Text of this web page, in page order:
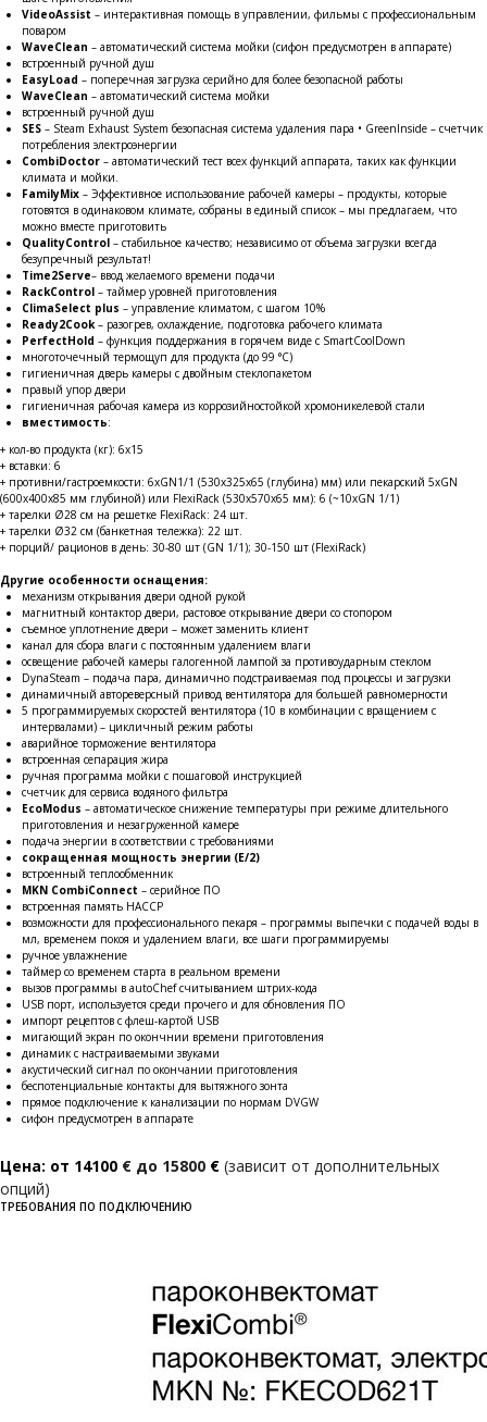
VideoAssist – интерактивная помощь в управлении, фильмы с профессиональным
поваром
WaveClean – автоматический система мойки (cифон предусмотрен в аппарате)
встроенный ручной душ
EasyLoad – поперечная загрузка серийно для более безопасной работы
WaveClean – автоматический система мойки
встроенный ручной душ
SES – Steam Exhaust System безопасная система удаления пара • GreenInside – счетчик
потребления электроэнергии
CombiDoctor – автоматический тест всех функций аппарата, таких как функции
климата и мойки.
FamilyMix – Эффективное использование рабочей камеры – продукты, которые
готовятся в одинаковом климате, собраны в единый список – мы предлагаем, что
можно вместе приготовить
QualityControl – стабильное качество; независимо от объема загрузки всегда
безупречный результат!
Time2Serve– ввод желаемого времени подачи
RackControl – таймер уровней приготовления
ClimaSelect plus – управление климатом, с шагом 10%
Ready2Cook– разогрев, охлаждение, подготовка рабочего климата
PerfectHold – функция поддержания в горячем виде с SmartCoolDown
многоточечный термощуп для продукта (до 99 °C)
гигиеничная дверь камеры с двойным стеклопакетом
правый упор двери
гигиеничная рабочая камера из коррозийностойкой хромоникелевой стали
вместимость:
+ кол-во продукта (кг): 6х15
+ вставки: 6
+ противни/гастроемкости: 6xGN1/1 (530х325х65 (глубина) мм) или пекарский 5xGN
(600х400х85 мм глубиной) или FlexiRack (530х570х65 мм): 6 (~10хGN 1/1)
+ тарелки Ø28 см на решетке FlexiRack: 24 шт.
+ тарелки Ø32 см (банкетная тележка): 22 шт.
+ порций/ рационов в день: 30-80 шт (GN 1/1); 30-150 шт (FlexiRack)
Другие особенности оснащения:
механизм открывания двери одной рукой
магнитный контактор двери, растовое открывание двери со стопором
съемное уплотнение двери – может заменить клиент
канал для сбора влаги с постоянным удалением влаги
освещение рабочей камеры галогенной лампой за противоударным стеклом
DynaSteam – подача пара, динамично подстраиваемая под процессы и загрузки
динамичный автореверсный привод вентилятора для большей равномерности
5 программируемых скоростей вентилятора (10 в комбинации с вращением с
интервалами) – цикличный режим работы
аварийное торможение вентилятора
встроенная сепарация жира
ручная программа мойки с пошаговой инструкцией
счетчик для сервиса водяного фильтра
EcoModus – автоматическое снижение температуры при режиме длительного
приготовления и незагруженной камере
подача энергии в соответствии с требованиями
сокращенная мощность энергии (Е/2)
встроенный теплообменник
MKN CombiConnect – серийное ПО
встроенная память НАССР
возможности для профессионального пекаря – программы выпечки с подачей воды в
мл, временем покоя и удалением влаги, все шаги программируемы
ручное увлажнение
таймер со временем старта в реальном времени
вызов программы в autoChef считыванием штрих-кода
USB порт, используется среди прочего и для обновления ПО
импорт рецептов c флеш-картой USB
мигающий экран по окончнии времени приготовления
динамик с настраиваемыми звуками
акустический сигнал по окончании приготовления
беспотенциальные контакты для вытяжного зонта
прямое подключение к канализации по нормам DVGW
сифон предусмотрен в аппарате
Цена: от 14100 € до 15800 € (зависит от дополнительных
опций)
ТРЕБОВАНИЯ ПО ПОДКЛЮЧЕНИЮ